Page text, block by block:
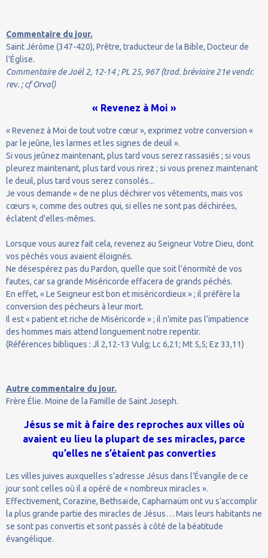
Commentaire du jour.
Saint Jérôme (347-420), Prêtre, traducteur de la Bible, Docteur de
l'Église.
Commentaire de Joël 2, 12-14 ; PL 25, 967 (trad. bréviaire 21e vendr.
rev. ; cf Orval)
« Revenez à Moi »
« Revenez à Moi de tout votre cœur », exprimez votre conversion «
par le jeûne, les larmes et les signes de deuil ».
Si vous jeûnez maintenant, plus tard vous serez rassasiés ; si vous
pleurez maintenant, plus tard vous rirez ; si vous prenez maintenant
le deuil, plus tard vous serez consolés...
Je vous demande « de ne plus déchirer vos vêtements, mais vos
cœurs », comme des outres qui, si elles ne sont pas déchirées,
éclatent d'elles-mêmes.
Lorsque vous aurez fait cela, revenez au Seigneur Votre Dieu, dont
vos péchés vous avaient éloignés.
Ne désespérez pas du Pardon, quelle que soit l'énormité de vos
fautes, car sa grande Miséricorde effacera de grands péchés.
En effet, « Le Seigneur est bon et miséricordieux » ; il préfère la
conversion des pécheurs à leur mort.
Il est « patient et riche de Miséricorde » ; il n'imite pas l'impatience
des hommes mais attend longuement notre repentir.
(Références bibliques : Jl 2,12-13 Vulg; Lc 6,21; Mt 5,5; Ez 33,11)
Autre commentaire du jour.
Frère Élie. Moine de la Famille de Saint Joseph.
Jésus se mit à faire des reproches aux villes où
avaient eu lieu la plupart de ses miracles, parce
qu’elles ne s’étaient pas converties
Les villes juives auxquelles s’adresse Jésus dans l’Évangile de ce
jour sont celles où il a opéré de « nombreux miracles ».
Effectivement, Corazine, Bethsaïde, Capharnaüm ont vu s’accomplir
la plus grande partie des miracles de Jésus… Mais leurs habitants ne
se sont pas convertis et sont passés à côté de la béatitude
évangélique.